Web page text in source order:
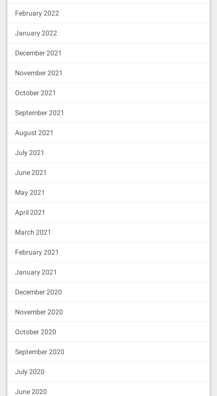
February 2022
January 2022
December 2021
November 2021
October 2021
September 2021
August 2021
July 2021
June 2021
May 2021
April 2021
March 2021
February 2021
January 2021
December 2020
November 2020
October 2020
September 2020
July 2020
June 2020